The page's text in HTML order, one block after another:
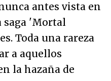
antes vista en
saga 'Mortal
Toda una rareza
a aquellos
la hazaña de